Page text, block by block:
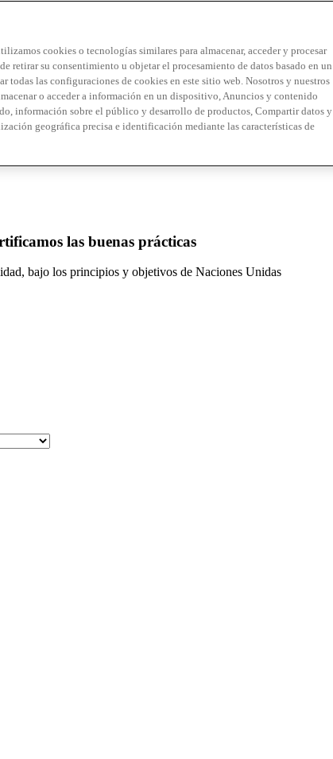
las buenas prácticas
bajo los principios y objetivos de Naciones Unidas
cookies o tecnologías similares para almacenar, acceder y procesar
retirar su consentimiento u objetar el procesamiento de datos basado en un
las configuraciones de cookies en este sitio web. Nosotros y nuestros
o acceder a información en un dispositivo, Anuncios y contenido
información sobre el público y desarrollo de productos, Compartir datos y
geográfica precisa e identificación mediante las características de